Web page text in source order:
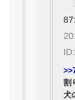
割
犬